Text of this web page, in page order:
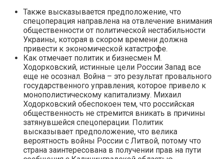
Также высказывается предположение, что
спецоперация направлена на отвлечение внимания
общественности от политической нестабильности
Украины, которая в скором времени должна
привести к экономической катастрофе.
Как отмечает политик и бизнесмен М.
Ходорковский, истинные цели России Запад все
еще не осознал. Война – это результат провального
государственного управления, которое привело к
монополистическому капитализму. Михаил
Ходорковский обеспокоен тем, что российская
общественность не стремится вникать в причины
затянувшейся спецоперации. Политик
высказывает предположение, что велика
вероятность войны России с Литвой, потому что
страна заинтересована в получении прав на пути